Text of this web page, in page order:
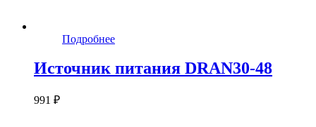
Подробнее
Источник питания DRAN30-48
991 ₽